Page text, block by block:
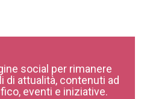
social per rimanere
di attualità, contenuti ad
eventi e iniziative.